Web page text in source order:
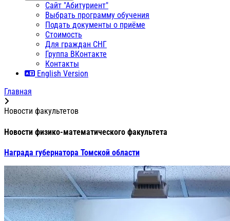
Сайт "Абитуриент"
Выбрать программу обучения
Подать документы о приёме
Стоимость
Для граждан СНГ
Группа ВКонтакте
Контакты
English Version
Главная
Новости факультетов
Новости физико-математического факультета
Награда губернатора Томской области